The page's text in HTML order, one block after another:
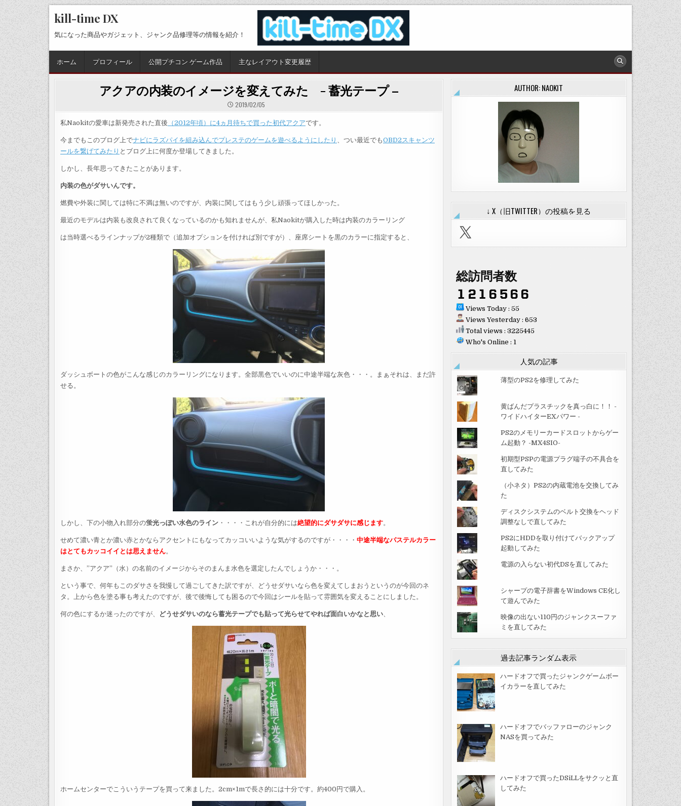
Skip
to
content
kill-time DX
気になった商品やガジェット、ジャンク品修理等の情報を紹介！
ホーム プロフィール 公開プチコン ゲーム作品 主なレイアウト変更履歴
アクアの内装のイメージを変えてみた - 蓄光テープ –
2019/02/05
私Naokitの愛車は新発売された直後 （2012年頃）に4ヵ月待ちで買った初代アクアです。
今までもこのブログ上でナビにラズパイを組み込んでプレステのゲームを遊べるようにしたり 、つい最近でもOBD2スキャンツ
ールを繋げてみたり とブログ上に何度か登場してきました。
しかし、長年思ってきたことがあります。
内装の色がダサいんです。
燃費や外装に関しては特に不満は無いのですが、内装に関してはもう少し頑張ってほしかった。
最近のモデルは内装も改良されて良くなっているのかも知れませんが、私Naokitが購入した時は内装のカラーリング
は当時選べるラインナップが2種類で（追加オプションを付ければ別ですが）、座席シートを黒のカラーに指定すると、
ダッシュボートの色がこんな感じのカラーリングになります。全部黒色でいいのに中途半端な灰色・・・。まぁそれは、まだ許
せる。
しかし、下の小物入れ部分の蛍光っぽい水色のライン ・・・・これが自分的には絶望的にダサダサに感じます。
せめて濃い青とか濃い赤とかならアクセントにもなってカッコいいような気がするのですが・・・・ 中途半端なパステルカラー
はとてもカッコイイとは思えません。
まさか、”アクア”（水）の名前のイメージからそのまんま水色を選定したんでしょうか・・・。
という事で、何年もこのダサさを我慢して過ごしてきた訳ですが、どうせダサいなら色を変えてしまおうというのが今回のネ
タ。上から色を塗る事も考えたのですが、後で後悔しても困るので今回はシールを貼って雰囲気を変えることにしました。
何の色にするか迷ったのですが、 どうせダサいのなら蓄光テープでも貼って光らせてやれば面白いかなと思い、
ホームセンターでこういうテープを買って来ました。2cm×1mで長さ的には十分です。約400円で購入。
AUTHOR: NAOKIT
↓ X（旧TWITTER）の投稿を見る
X
総訪問者数
Views Today : 55
Views Yesterday : 653
Total views : 3225445
Who's Online : 1
人気の記事
薄型のPS2を修理してみた
黄ばんだプラスチックを真っ白に！！ -
ワイドハイターEXパワー -
PS2のメモリーカードスロットからゲー
ム起動？ -MX4SIO-
初期型PSPの電源プラグ端子の不具合を
直してみた
（小ネタ）PS2の内蔵電池を交換してみ
た
ディスクシステムのベルト交換をヘッド
調整なしで直してみた
PS2にHDDを取り付けてバックアップ
起動してみた
電源の入らない初代DSを直してみた
シャープの電子辞書をWindows CE化し
て遊んでみた
映像の出ない110円のジャンクスーファ
ミを直してみた
過去記事ランダム表示
ハードオフで買ったジャンクゲームボー
イカラーを直してみた
ハードオフでバッファローのジャンク
NASを買ってみた
ハードオフで買ったDSiLLをサクッと直
してみた